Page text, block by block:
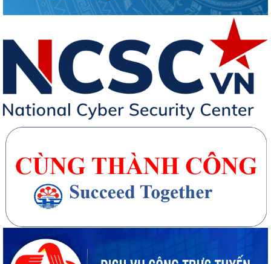
20 căn nhà ở thấp tầng tại Khu dân cư Hồng Phong đủ điều kiện đưa